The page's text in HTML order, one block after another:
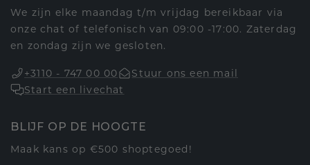
We zijn elke maandag t/m vrijdag bereikbaar via
onze chat of telefonisch van 09:00 -17:00. Zaterdag
en zondag zijn we gesloten.
+3110 - 747 00 00
Stuur ons een mail
Start een livechat
BLIJF OP DE HOOGTE
Maak kans op €500 shoptegoed!